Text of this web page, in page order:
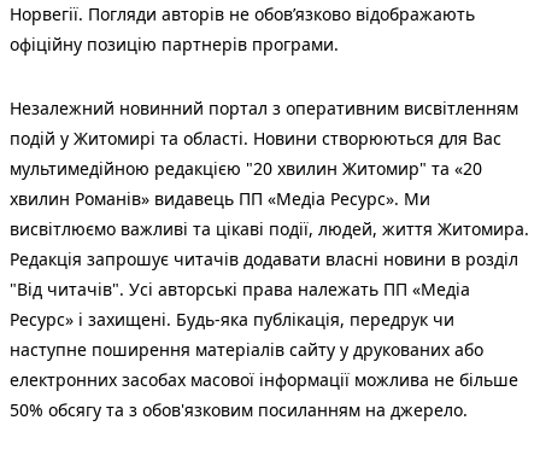
Норвегії. Погляди авторів не обов’язково відображають
офіційну позицію партнерів програми.
Незалежний новинний портал з оперативним висвітленням
подій у Житомирі та області. Новини створюються для Вас
мультимедійною редакцією "20 хвилин Житомир" та «20
хвилин Романів» видавець ПП «Медіа Ресурс». Ми
висвітлюємо важливі та цікаві події, людей, життя Житомира.
Редакція запрошує читачів додавати власні новини в розділ
"Від читачів". Усі авторські права належать ПП «Медіа
Ресурс» і захищені. Будь-яка публiкацiя, передрук чи
наступне поширення матеріалів сайту у друкованих або
електронних засобах масової інформації можлива не більше
50% обсягу та з обов'язковим посиланням на джерело.